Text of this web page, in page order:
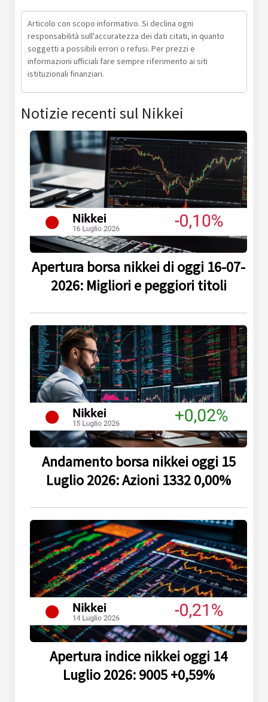
Articolo con scopo informativo. Si declina ogni
responsabilità sull'accuratezza dei dati citati, in quanto
soggetti a possibili errori o refusi. Per prezzi e
informazioni ufficiali fare sempre riferimento ai siti
istituzionali finanziari.
Notizie recenti sul Nikkei
Apertura borsa nikkei di oggi 16-07-
2026: Migliori e peggiori titoli
Andamento borsa nikkei oggi 15
Luglio 2026: Azioni 1332 0,00%
Apertura indice nikkei oggi 14
Luglio 2026: 9005 +0,59%